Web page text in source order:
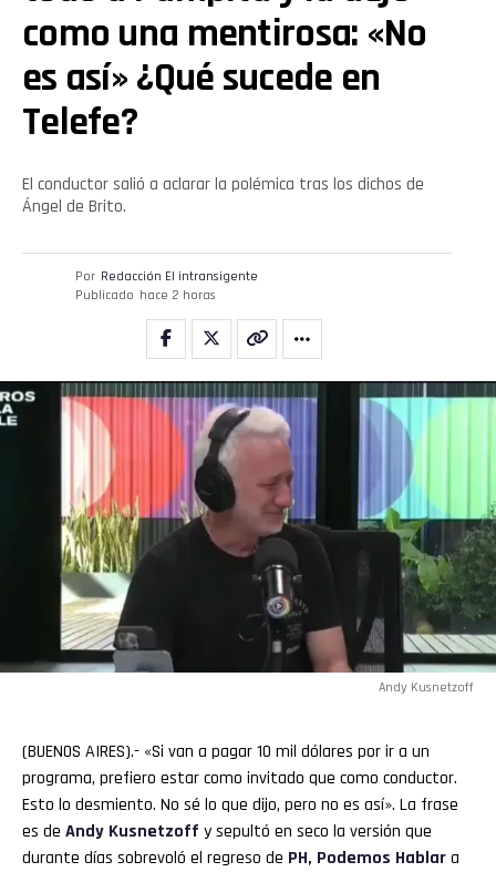
como una mentirosa: «No
es así» ¿Qué sucede en
Telefe?
El conductor salió a aclarar la polémica tras los dichos de
Ángel de Brito.
Por Redacción El intransigente
Publicado hace 2 horas
Andy Kusnetzoff
(BUENOS AIRES).- «Si van a pagar 10 mil dólares por ir a un
programa, prefiero estar como invitado que como conductor.
Esto lo desmiento. No sé lo que dijo, pero no es así». La frase
es de Andy Kusnetzoff y sepultó en seco la versión que
durante días sobrevoló el regreso de PH, Podemos Hablara